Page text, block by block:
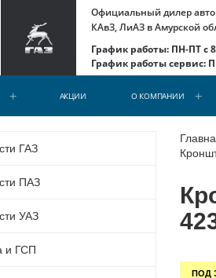
Официальный дилер
КАвЗ, ЛиАЗ в Амурской
График работы: ПН-ПТ с
График работы сервис:
АКЦИИ О КОМПАНИИ
ГАЗ
ПАЗ
УАЗ
и ГСП
ПОД